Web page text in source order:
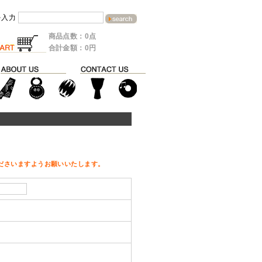
力
商品点数：0点
合計金額：0円
いますようお願いいたします。